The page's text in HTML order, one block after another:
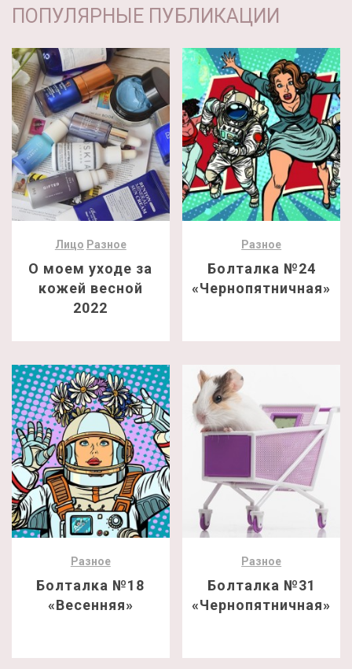
ПОПУЛЯРНЫЕ ПУБЛИКАЦИИ
Лицо Разное
О моем уходе за
кожей весной
2022
Разное
Болталка №24
«Чернопятничная»
Разное
Болталка №18
«Весенняя»
Разное
Болталка №31
«Чернопятничная»